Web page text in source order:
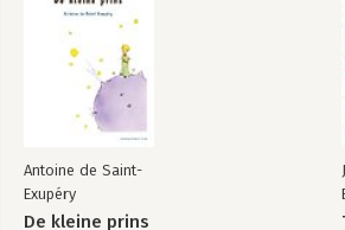
Antoine de Saint-
Exupéry
De kleine prins